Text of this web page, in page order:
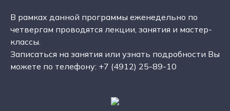
В рамках данной программы еженедельно по
четвергам проводятся лекции, занятия и мастер-
классы.
Записаться на занятия или узнать подробности Вы
можете по телефону: +7 (4912) 25-89-10